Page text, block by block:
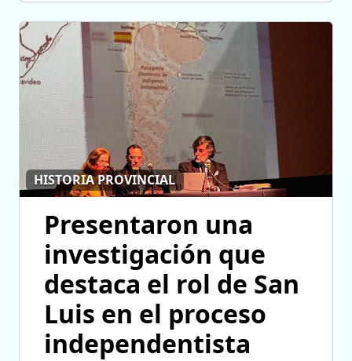
HISTORIA PROVINCIAL
Presentaron una
investigación que
destaca el rol de San
Luis en el proceso
independentista